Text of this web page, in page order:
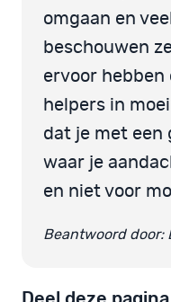
omgaan en
beschouwen
ervoor hebben
helpers in
dat je met een
waar je
en niet voor
Beantwoord door: